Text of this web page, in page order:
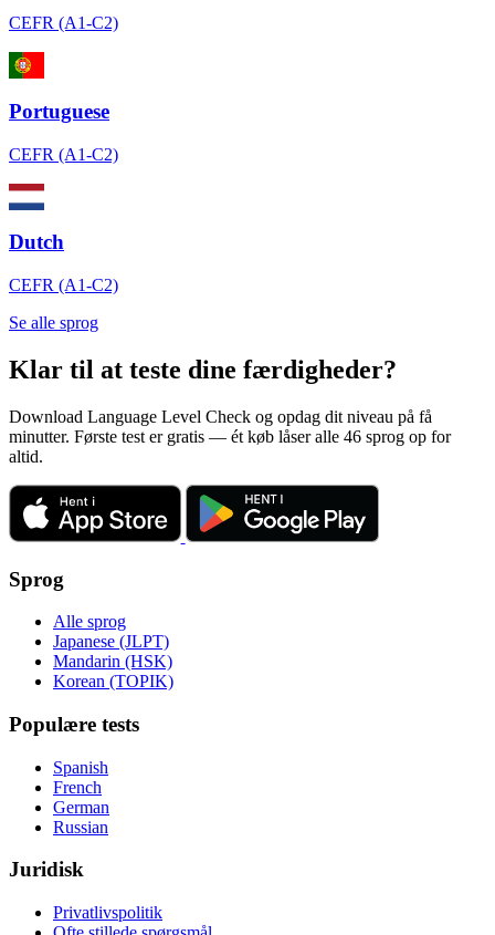
CEFR (A1-C2)
Portuguese
CEFR (A1-C2)
Dutch
CEFR (A1-C2)
Se alle sprog
Klar til at teste dine færdigheder?
Download Language Level Check og opdag dit niveau på få
minutter. Første test er gratis — ét køb låser alle 46 sprog op for
altid.
Sprog
Alle sprog
Japanese (JLPT)
Mandarin (HSK)
Korean (TOPIK)
Populære tests
Spanish
French
German
Russian
Juridisk
Privatlivspolitik